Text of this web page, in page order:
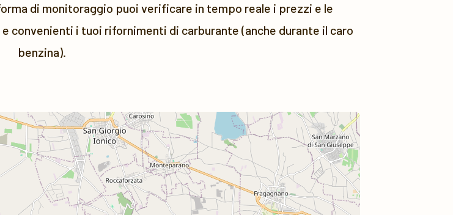
di monitoraggio puoi verificare in tempo reale i prezzi e le
convenienti i tuoi rifornimenti di carburante (anche durante il caro
benzina).